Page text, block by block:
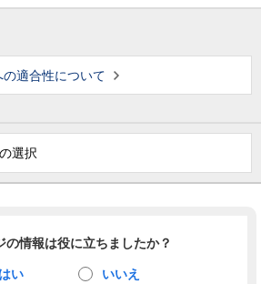
適合性について
選択
の情報は役に立ちましたか？
はい いいえ